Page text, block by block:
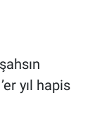
yıl hapis